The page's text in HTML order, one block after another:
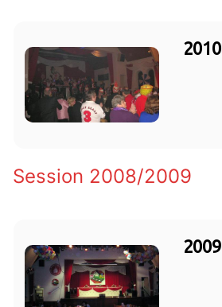
2010
Session 2008/2009
2009